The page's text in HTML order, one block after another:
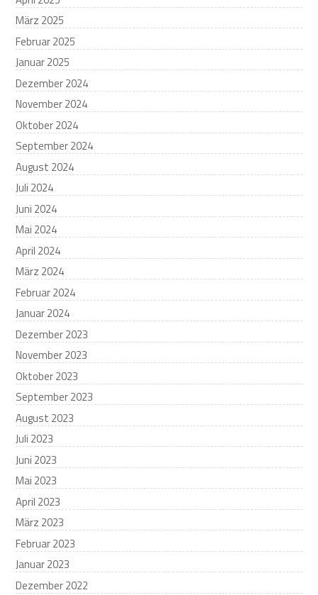
März 2025
Februar 2025
Januar 2025
Dezember 2024
November 2024
Oktober 2024
September 2024
August 2024
Juli 2024
Juni 2024
Mai 2024
April 2024
März 2024
Februar 2024
Januar 2024
Dezember 2023
November 2023
Oktober 2023
September 2023
August 2023
Juli 2023
Juni 2023
Mai 2023
April 2023
März 2023
Februar 2023
Januar 2023
Dezember 2022